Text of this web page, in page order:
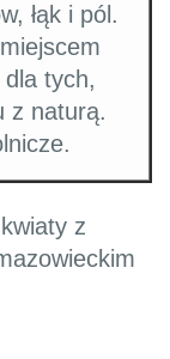
łąk i pól.
tych,
z naturą.
z